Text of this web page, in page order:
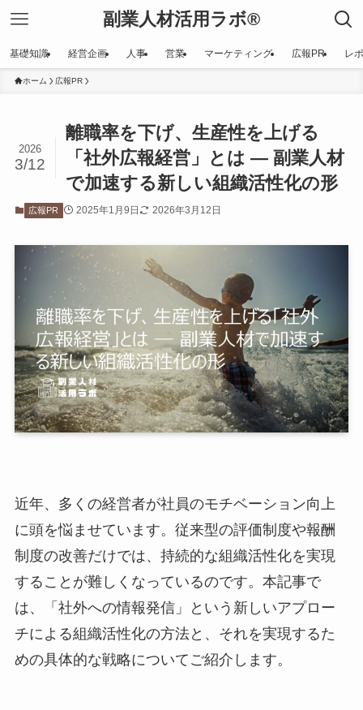
副業人材活用ラボ®
基礎知識 経営企画 人事 営業 マーケティング 広報PR レ
ホーム 広報PR
離職率を下げ、生産性を上げる
「社外広報経営」とは ― 副業人材
で加速する新しい組織活性化の形
2026
3/12
広報PR 2025年1月9日 2026年3月12日
近年、多くの経営者が社員のモチベーション向上
に頭を悩ませています。従来型の評価制度や報酬
制度の改善だけでは、持続的な組織活性化を実現
することが難しくなっているのです。本記事で
は、「社外への情報発信」という新しいアプロー
チによる組織活性化の方法と、それを実現するた
めの具体的な戦略についてご紹介します。